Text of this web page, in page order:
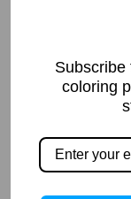
बहुत
उसने तीनों
कर लिया था।
होकर भगवान
गए।
Subscribe
coloring